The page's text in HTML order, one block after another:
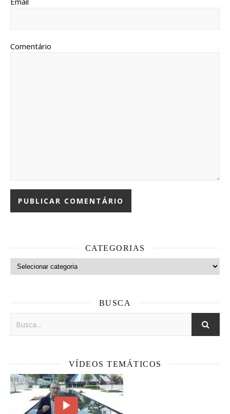
Comentário
CATEGORIAS
Categorias
BUSCA
VÍDEOS TEMÁTICOS